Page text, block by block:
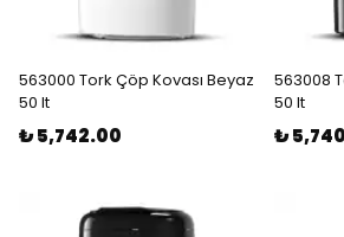
563000 Tork Çöp Kovası Beyaz
50 lt
₺ 5,742.00
563008
50 lt
₺